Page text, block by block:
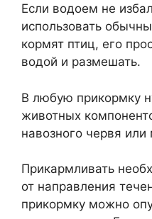
Если водоем не
использовать
кормят птиц, его
водой и размешать.
В любую прикормку
животных
навозного червя
Прикармливать
от направления
прикормку можно